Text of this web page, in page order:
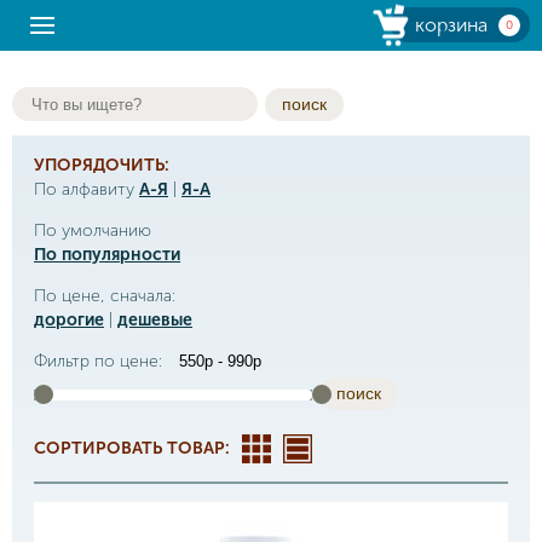
корзина 0
поиск
УПОРЯДОЧИТЬ:
По алфавиту А-Я
Я-А
По умолчанию
По популярности
По цене, сначала:
дорогие
дешевые
Фильтр по цене:
поиск
СОРТИРОВАТЬ ТОВАР: